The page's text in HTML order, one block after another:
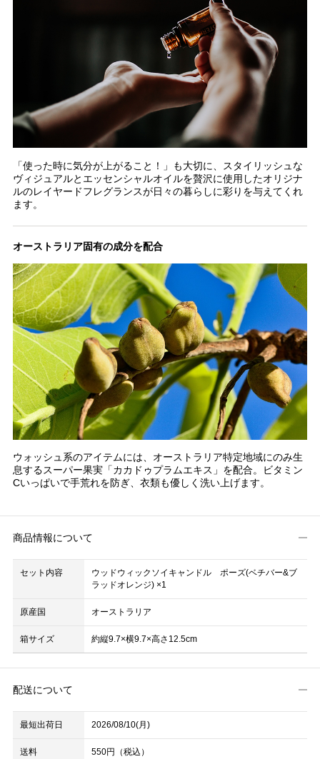
「使った時に気分が上がること！」も大切に、スタイリッシュな
ヴィジュアルとエッセンシャルオイルを贅沢に使用したオリジナ
ルのレイヤードフレグランスが日々の暮らしに彩りを与えてくれ
ます。
オーストラリア固有の成分を配合
ウォッシュ系のアイテムには、オーストラリア特定地域にのみ生
息するスーパー果実「カカドゥプラムエキス」を配合。ビタミン
Cいっぱいで手荒れを防ぎ、衣類も優しく洗い上げます。
商品情報について
セット内容
ウッドウィックソイキャンドル ポーズ(ベチバー&ブ
ラッドオレンジ) ×1
原産国 オーストラリア
箱サイズ 約縦9.7×横9.7×高さ12.5cm
配送について
最短出荷日 2026/08/10(月)
送料 550円（税込）